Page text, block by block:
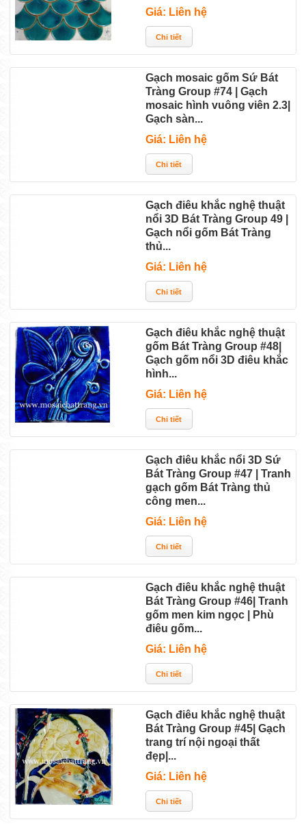
Giá: Liên hệ
Gạch mosaic gốm Sứ Bát
Tràng Group #74 | Gạch
mosaic hình vuông viên 2.3|
Gạch sàn...
Giá: Liên hệ
Gạch điêu khắc nghệ thuật
nổi 3D Bát Tràng Group 49 |
Gạch nổi gốm Bát Tràng
thủ...
Giá: Liên hệ
Gạch điêu khắc nghệ thuật
gốm Bát Tràng Group #48|
Gạch gốm nổi 3D điêu khắc
hình...
Giá: Liên hệ
Gạch điêu khắc nổi 3D Sứ
Bát Tràng Group #47 | Tranh
gạch gốm Bát Tràng thủ
công men...
Giá: Liên hệ
Gạch điêu khắc nghệ thuật
Bát Tràng Group #46| Tranh
gốm men kim ngọc | Phù
điêu gốm...
Giá: Liên hệ
Gạch điêu khắc nghệ thuật
Bát Tràng Group #45| Gạch
trang trí nội ngoại thất
đẹp|...
Giá: Liên hệ